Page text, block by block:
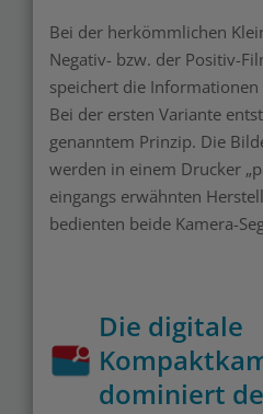
Bei der herkömmlichen
Negativ- bzw. der Positiv-
speichert die
Bei der ersten Variante
genanntem Prinzip. Die
werden in einem Drucker
eingangs erwähnten
bedienten beide Kamera-
Die digitale
dominiert